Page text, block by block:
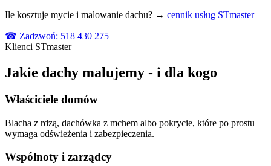
Ile kosztuje mycie i malowanie dachu? → cennik usług STmaster
☎ Zadzwoń: 518 430 275
Klienci STmaster
Jakie dachy malujemy - i dla kogo
Właściciele domów
Blacha z rdzą, dachówka z mchem albo pokrycie, które po prostu
wymaga odświeżenia i zabezpieczenia.
Wspólnoty i zarządcy